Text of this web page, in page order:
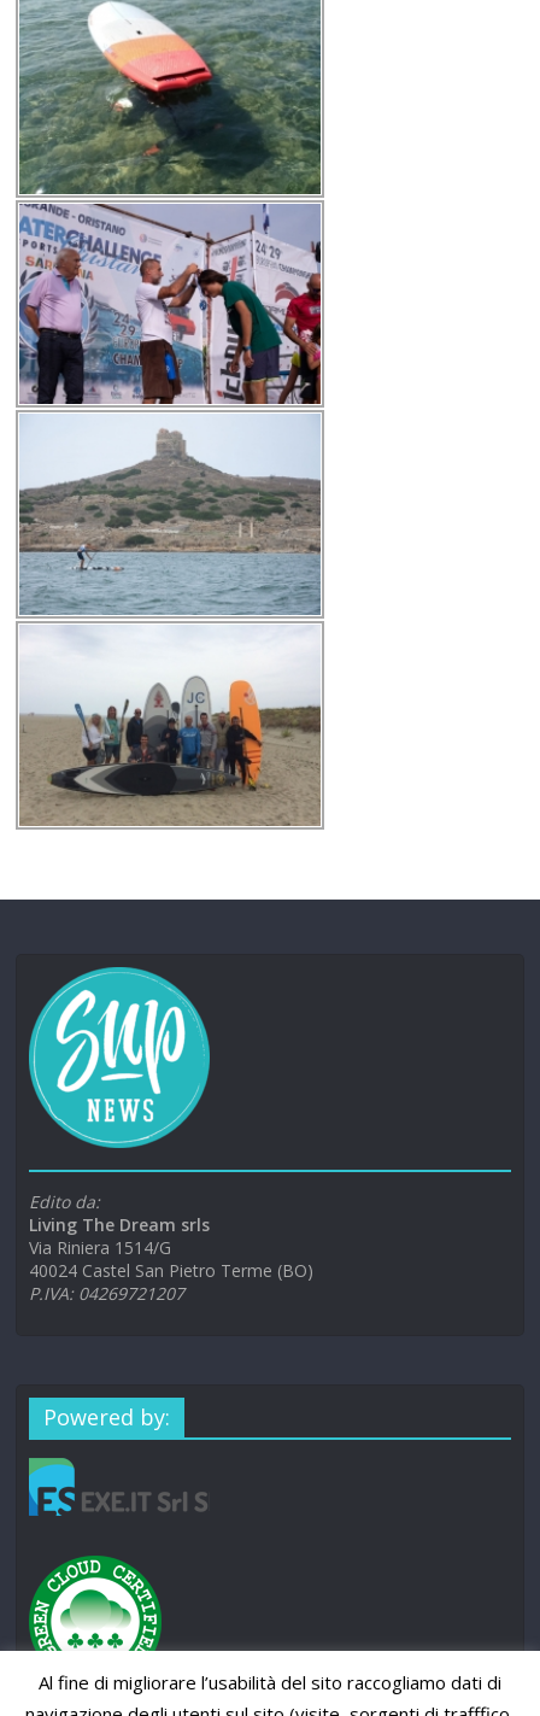
Edito da:
Living The Dream srls
Via Riniera 1514/G
40024 Castel San Pietro Terme (BO)
P.IVA: 04269721207
Powered by:
Al fine di migliorare l’usabilità del sito raccogliamo dati di